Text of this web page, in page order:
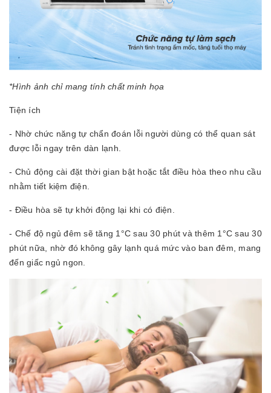
*Hình ảnh chỉ mang tính chất minh họa
Tiện ích
- Nhờ chức năng tự chẩn đoán lỗi người dùng có thể quan sát
được lỗi ngay trên dàn lạnh.
- Chủ động cài đặt thời gian bật hoặc tắt điều hòa theo nhu cầu
nhằm tiết kiệm điện.
- Điều hòa sẽ tự khởi động lại khi có điện.
- Chế độ ngủ đêm sẽ tăng 1°C sau 30 phút và thêm 1°C sau 30
phút nữa, nhờ đó không gây lạnh quá mức vào ban đêm, mang
đến giấc ngủ ngon.